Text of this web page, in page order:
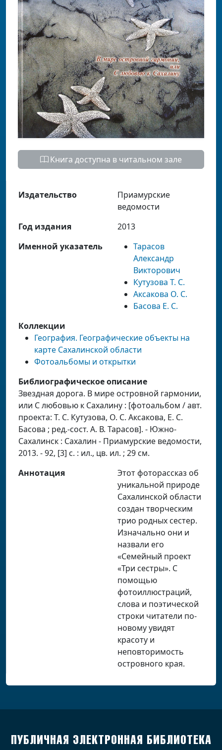
Книга доступна в читальном зале
Издательство
Приамурские
ведомости
Год издания
2013
Именной указатель
Тарасов
Александр
Викторович
Кутузова Т. С.
Аксакова О. С.
Басова Е. С.
Коллекции
География. Географические объекты на
карте Сахалинской области
Фотоальбомы и открытки
Библиографическое описание
Звездная дорога. В мире островной гармонии,
или С любовью к Сахалину : [фотоальбом / авт.
проекта: Т. С. Кутузова, О. С. Аксакова, Е. С.
Басова ; ред.-сост. А. В. Тарасов]. - Южно-
Сахалинск : Сахалин - Приамурские ведомости,
2013. - 92, [3] c. : ил., цв. ил. ; 29 см.
Аннотация
Этот фоторассказ об
уникальной природе
Сахалинской области
создан творческим
трио родных сестер.
Изначально они и
назвали его
«Семейный проект
«Три сестры». С
помощью
фотоиллюстраций,
слова и поэтической
строки читатели по-
новому увидят
красоту и
неповторимость
островного края.
ПУБЛИЧНАЯ ЭЛЕКТРОННАЯ БИБЛИОТЕКА